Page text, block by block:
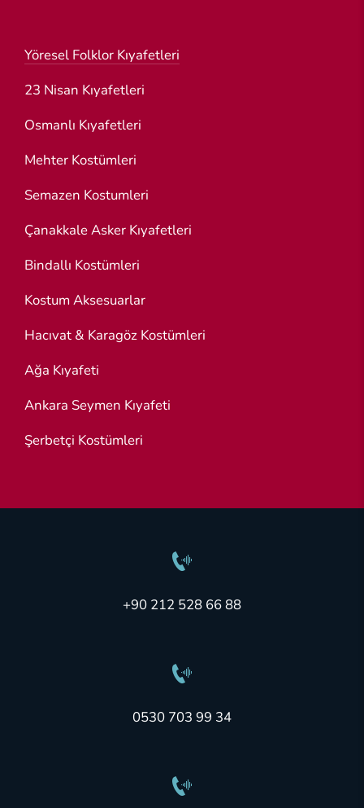
Yöresel Folklor Kıyafetleri
23 Nisan Kıyafetleri
Osmanlı Kıyafetleri
Mehter Kostümleri
Semazen Kostumleri
Çanakkale Asker Kıyafetleri
Bindallı Kostümleri
Kostum Aksesuarlar
Hacıvat & Karagöz Kostümleri
Ağa Kıyafeti
Ankara Seymen Kıyafeti
Şerbetçi Kostümleri
+90 212 528 66 88
0530 703 99 34